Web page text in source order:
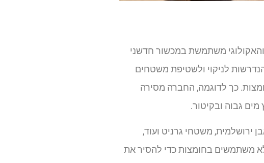
משתמשת במכשור חדשני
לניקוי ולשטיפת משטחים
כך לדוגמה, החברה מסירה
גבוה ובקיטור.
ירושלמית, משטחי גרניט ועוד,
משתמשים בחומצות כדי להסיר את